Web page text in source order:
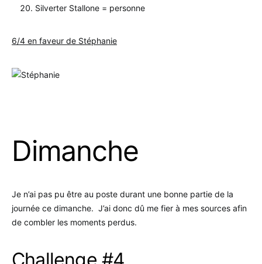
Silverter Stallone = personne
6/4 en faveur de Stéphanie
Dimanche
Je n’ai pas pu être au poste durant une bonne partie de la
journée ce dimanche. J’ai donc dû me fier à mes sources afin
de combler les moments perdus.
Challenge #4